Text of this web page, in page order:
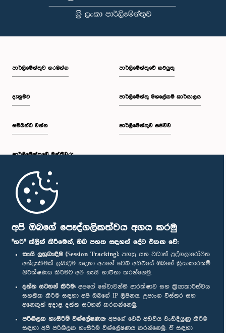
අපි ඔබගේ පෞද්ගලිකත්වය අගය කරමු
"හරි" ක්ලික් කිරීමෙන්, ඔබ පහත සඳහන් දේට එකඟ වේ:
සැසි ලුහුබැඳීම (Session Tracking): පහසු සහ වඩාත් පුද්ගලාරෝපිත
අත්දැකීමක් ලබාදීම සඳහා අපගේ වෙබ් අඩවියේ ඔබගේ ක්‍රියාකාරකම්
නිරීක්ෂණය කිරීමට අපි සැසි භාවිතා කරන්නෙමු.
දත්ත සටහන් කිරීම: අපගේ සේවාවන්හි ආරක්ෂාව සහ ක්‍රියාකාරීත්වය
සහතික කිරීම සඳහා අපි ඔබගේ IP ලිපිනය, උපාංග විස්තර සහ
අනෙකුත් අදාළ දත්ත සටහන් කරගන්නෙමු.
පරිශීලක හැසිරීම් විශ්ලේෂණය: අපගේ වෙබ් අඩවිය වැඩිදියුණු කිරීම
සඳහා අපි පරිශීලක හැසිරීම විශ්ලේෂණය කරන්නෙමු. ඒ සඳහා
පාර්ලි‌මේන්තුව නරඹන්න
දැනුමට
සම්බන්ධ වන්න
පාර්ලි‌මේන්තුවේ මන්ත්‍රීවරු
මුල් පිටුව
පාර්ලිමේන්තුවේ කටයුතු
පාර්ලිමේන්තු මහලේකම් කාර්යාලය
පාර්ලිමේන්තුව සජීවීව
පාර්ලිමේන්තු ජංගම යෙදුම
අප හා සම්බන්ධ වී සිටින්න :
සම්මාන